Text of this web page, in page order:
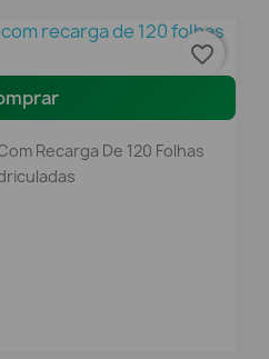
Recarga De 120 Folhas
favorite_border